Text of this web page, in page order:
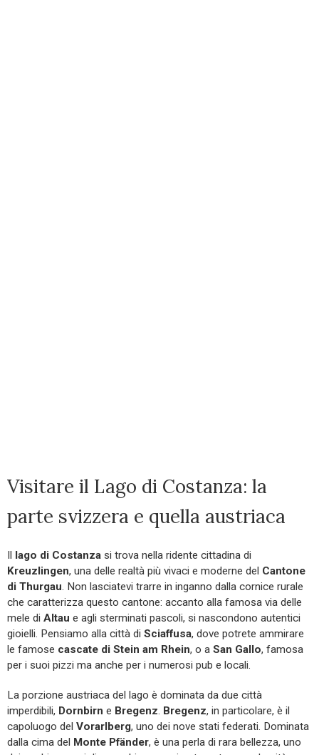
Visitare il Lago di Costanza: la
parte svizzera e quella austriaca
Il lago di Costanza si trova nella ridente cittadina di
Kreuzlingen, una delle realtà più vivaci e moderne del Cantone
di Thurgau . Non lasciatevi trarre in inganno dalla cornice rurale
che caratterizza questo cantone: accanto alla famosa via delle
mele di Altau e agli sterminati pascoli, si nascondono autentici
gioielli. Pensiamo alla città di Sciaffusa, dove potrete ammirare
le famose cascate di Stein am Rhein, o a San Gallo, famosa
per i suoi pizzi ma anche per i numerosi pub e locali.
La porzione austriaca del lago è dominata da due città
imperdibili, Dornbirn e Bregenz Bregenz, in particolare, è il
capoluogo del Vorarlberg, uno dei nove stati federati. Dominata
dalla cima del Monte Pfänder, è una perla di rara bellezza, uno